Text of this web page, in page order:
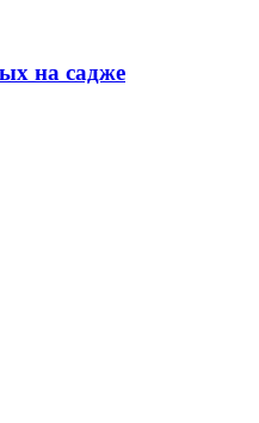
на садже